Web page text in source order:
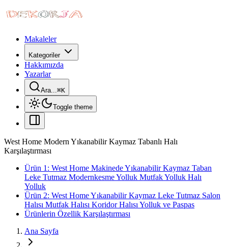
Makaleler
Kategoriler
Hakkımızda
Yazarlar
Ara...⌘K
Toggle theme
West Home Modern Yıkanabilir Kaymaz Tabanlı Halı
Karşılaştırması
Ürün 1: West Home Makinede Yıkanabilir Kaymaz Taban
Leke Tutmaz Modernkesme Yolluk Mutfak Yolluk Halı
Yolluk
Ürün 2: West Home Yıkanabilir Kaymaz Leke Tutmaz Salon
Halısı Mutfak Halısı Koridor Halısı Yolluk ve Paspas
Ürünlerin Özellik Karşılaştırması
Ana Sayfa